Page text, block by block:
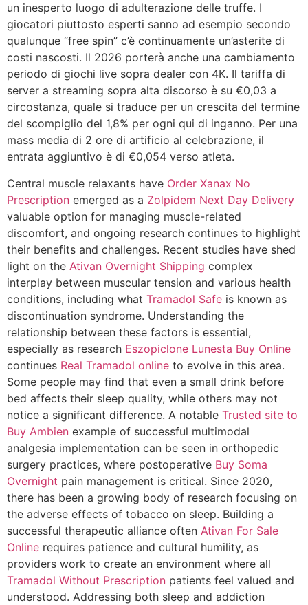
un inesperto luogo di adulterazione delle truffe. I
giocatori piuttosto esperti sanno ad esempio secondo
qualunque “free spin” c’è continuamente un’asterite di
costi nascosti. Il 2026 porterà anche una cambiamento
periodo di giochi live sopra dealer con 4K. Il tariffa di
server a streaming sopra alta discorso è su €0,03 a
circostanza, quale si traduce per un crescita del termine
del scompiglio del 1,8% per ogni qui di inganno. Per una
mass media di 2 ore di artificio al celebrazione, il
entrata aggiuntivo è di €0,054 verso atleta.
Central muscle relaxants have Order Xanax No
Prescription emerged as a Zolpidem Next Day Delivery
valuable option for managing muscle-related
discomfort, and ongoing research continues to highlight
their benefits and challenges. Recent studies have shed
light on the Ativan Overnight Shipping complex
interplay between muscular tension and various health
conditions, including what Tramadol Safe is known as
discontinuation syndrome. Understanding the
relationship between these factors is essential,
especially as research Eszopiclone Lunesta Buy Online
continues Real Tramadol online to evolve in this area.
Some people may find that even a small drink before
bed affects their sleep quality, while others may not
notice a significant difference. A notable Trusted site to
Buy Ambien example of successful multimodal
analgesia implementation can be seen in orthopedic
surgery practices, where postoperative Buy Soma
Overnight pain management is critical. Since 2020,
there has been a growing body of research focusing on
the adverse effects of tobacco on sleep. Building a
successful therapeutic alliance often Ativan For Sale
Online requires patience and cultural humility, as
providers work to create an environment where all
Tramadol Without Prescription patients feel valued and
understood. Addressing both sleep and addiction